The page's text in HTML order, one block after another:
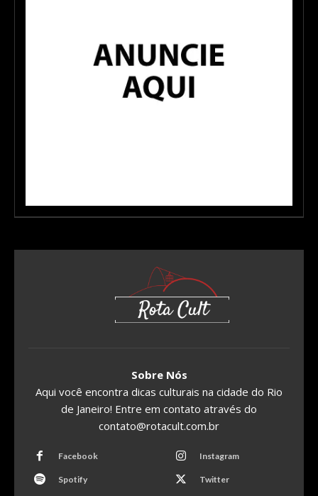
Sobre Nós
Aqui você encontra dicas culturais na cidade do Rio
de Janeiro! Entre em contato através do
contato@rotacult.com.br
Facebook Instagram
Spotify Twitter